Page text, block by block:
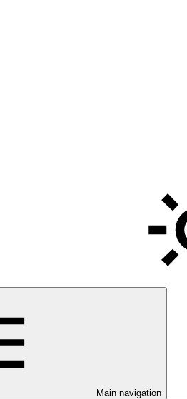
Main navigation